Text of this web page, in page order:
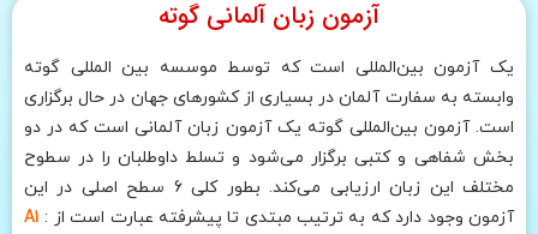
آزمون زبان آلمانی گوته
یک آزمون بین‌المللی است که توسط موسسه بین المللی گوته
وابسته به سفارت آلمان در بسیاری از کشورهای جهان در حال برگزاری
است. آزمون بین‌المللی گوته یک آزمون زبان آلمانی است که در دو
بخش شفاهی و کتبی برگزار می‌شود و تسلط داوطلبان را در سطوح
مختلف این زبان ارزیابی می‌کند. بطور کلی 6 سطح اصلی در این
آزمون وجود دارد که به ترتیب مبتدی تا پیشرفته عبارت است از : A1